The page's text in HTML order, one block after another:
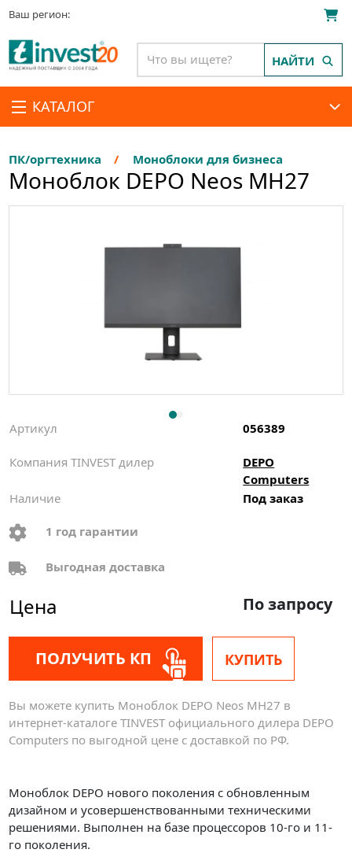
Ваш регион:
КАТАЛОГ
НАЙТИ
ПК/оргтехника Моноблоки для бизнеса
Моноблок DEPO Neos MH27
Артикул 056389
Компания TINVEST дилер
DEPO
Computers
Наличие
Под заказ
1 год гарантии
Выгодная доставка
Цена По запросу
ПОЛУЧИТЬ КП КУПИТЬ
Вы можете купить Моноблок DEPO Neos MH27 в
интернет-каталоге TINVEST официального дилера DEPO
Computers по выгодной цене с доставкой по РФ.
Моноблок DEPO нового поколения с обновленным
дизайном и усовершенствованными техническими
решениями. Выполнен на базе процессоров 10-го и 11-
го поколения.